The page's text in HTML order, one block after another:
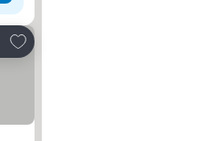
Añadir a favoritos